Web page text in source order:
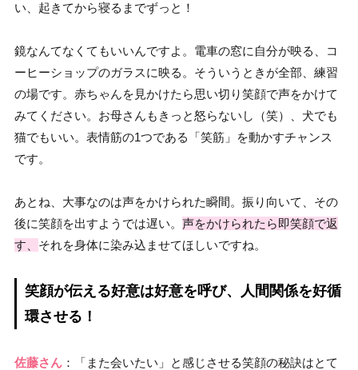
い、起きてから寝るまでずっと！
鏡なんてなくてもいいんですよ。電車の窓に自分が映る、コ
ーヒーショップのガラスに映る。そういうときが全部、練習
の場です。赤ちゃんを見かけたら思い切り笑顔で声をかけて
みてください。お母さんもきっと怒らないし（笑）、犬でも
猫でもいい。表情筋の1つである「笑筋」を動かすチャンス
です。
あとね、大事なのは声をかけられた瞬間。振り向いて、その
後に笑顔を出すようでは遅い。 声をかけられたら即笑顔で返
す、 それを身体に染み込ませてほしいですね。
笑顔が伝える好意は好意を呼び、人間関係を好循
環させる！
佐藤さん ：「また会いたい」と感じさせる笑顔の秘訣はとて